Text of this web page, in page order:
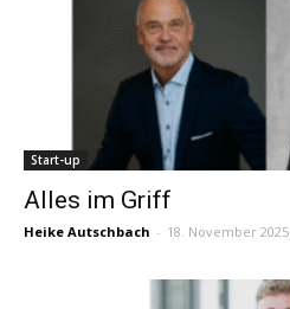
Start-up
Alles im Griff
Heike Autschbach - 18. November 2025